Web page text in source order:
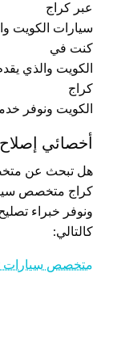
عبر كراج
سيارات الكويت
كنت في
الكويت والذي
كراج
الكويت ونوفر
أخصائي
هل تبحث عن
كراج متخصص
ونوفر خبراء
كالتالي:
متخصص سيارات